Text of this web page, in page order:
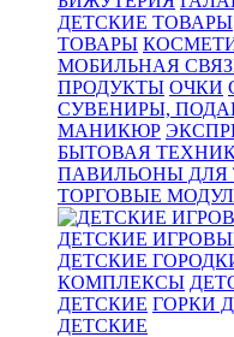
ДЕТСКИЕ ТОВАРЫ
ТОВАРЫ
МОБИЛЬНАЯ
ПРОДУКТЫ ОЧКИ
СУВЕНИРЫ,
МАНИКЮР
БЫТОВАЯ
ПАВИЛЬОНЫ ДЛЯ
ТОРГОВЫЕ
ДЕТСКИЕ
ДЕТСКИЕ
КОМПЛЕКСЫ
ДЕТСКИЕ ГОРКИ
ДЕТСКИЕ